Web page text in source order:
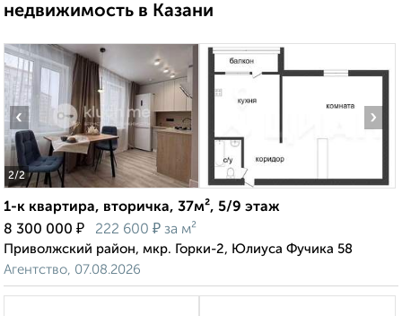
недвижимость в Казани
2/2
‹ ›
1-к квартира, вторичка, 37м², 5/9 этаж
8 300 000 ₽ 222 600 ₽ за м²
Приволжский район, мкр. Горки-2, Юлиуса Фучика 58
Агентство, 07.08.2026